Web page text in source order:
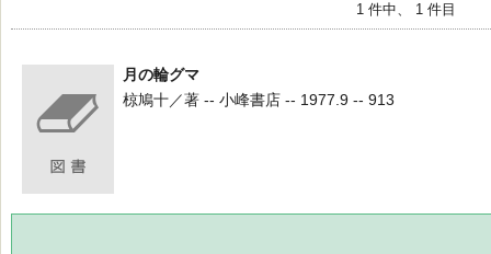
1 件中、 1 件目
月の輪グマ
椋鳩十／著 -- 小峰書店 -- 1977.9 -- 913